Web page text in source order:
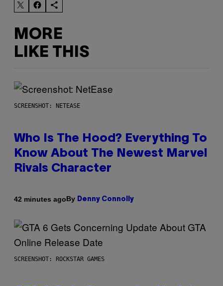
MORE
LIKE THIS
SCREENSHOT: NETEASE
Who Is The Hood? Everything To
Know About The Newest Marvel
Rivals Character
42 minutes agoBy Denny Connolly
SCREENSHOT: ROCKSTAR GAMES